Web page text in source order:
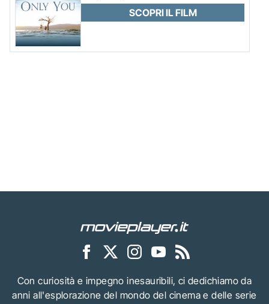
SCOPRI IL FILM
Con curiosità e impegno inesauribili, ci dedichiamo da
anni all'esplorazione del mondo del cinema e delle serie